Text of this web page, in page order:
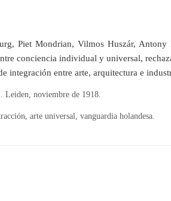
Piet Mondrian, Vilmos Huszár,
conciencia individual y universal,
integración entre arte, arquitectura e
noviembre de 1918.
arte universal, vanguardia holandesa.